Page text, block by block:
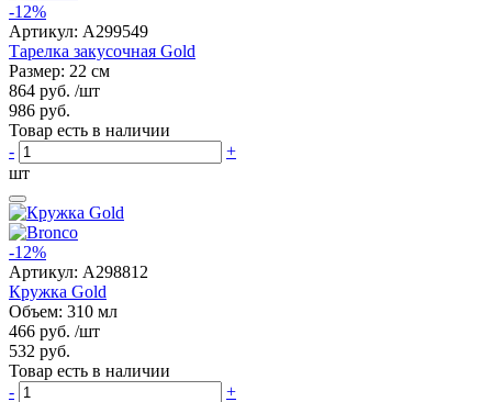
-12%
Артикул: A299549
Тарелка закусочная Gold
Размер: 22 см
864 руб. /шт
986 руб.
Товар есть в наличии
-
+
шт
-12%
Артикул: A298812
Кружка Gold
Объем: 310 мл
466 руб. /шт
532 руб.
Товар есть в наличии
-
+